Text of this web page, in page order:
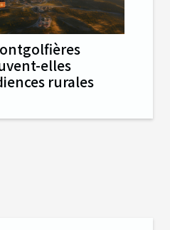
elles
rurales